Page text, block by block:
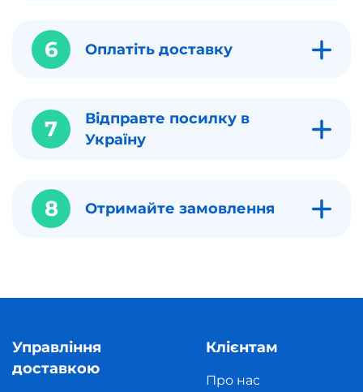
6 Оплатіть доставку
7
Відправте посилку в
Україну
8 Отримайте замовлення
Управління
доставкою
Клієнтам
Про нас